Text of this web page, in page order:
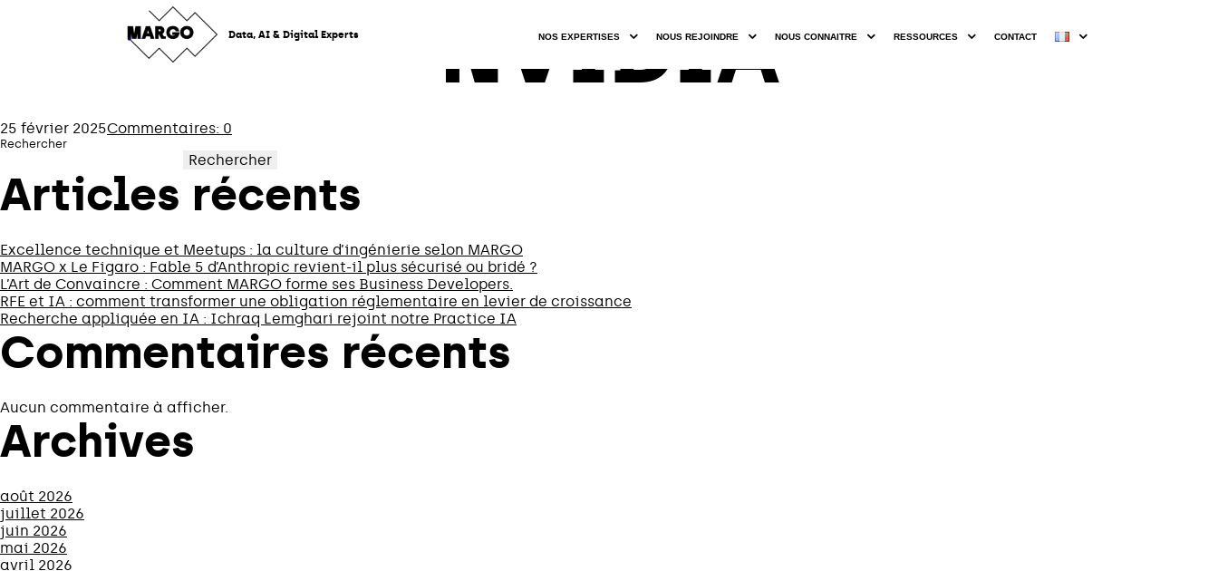
Skip
to
content
Data, AI & Digital Experts NOS EXPERTISES NOUS REJOINDRE NOUS CONNAITRE RESSOURCES CONTACT
NVIDIA
25 février 2025Commentaires: 0
Rechercher
Rechercher
Articles récents
Excellence technique et Meetups : la culture d’ingénierie selon MARGO
MARGO x Le Figaro : Fable 5 d’Anthropic revient-il plus sécurisé ou bridé ?
L’Art de Convaincre : Comment MARGO forme ses Business Developers.
RFE et IA : comment transformer une obligation réglementaire en levier de croissance
Recherche appliquée en IA : Ichraq Lemghari rejoint notre Practice IA
Commentaires récents
Aucun commentaire à afficher.
Archives
août 2026
juillet 2026
juin 2026
mai 2026
avril 2026